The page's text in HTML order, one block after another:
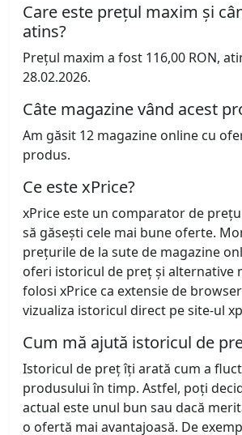
Care este prețul maxim și
atins?
Prețul maxim a fost 116,00 RON,
28.02.2026.
Câte magazine vând acest
Am găsit 12 magazine online cu
produs.
Ce este xPrice?
xPrice este un comparator de
să găsești cele mai bune oferte.
prețurile de la sute de magazine
oferi istoricul de preț și alternative
folosi xPrice ca extensie de
vizualiza istoricul direct pe site-ul
Cum mă ajută istoricul de
Istoricul de preț îți arată cum a
produsului în timp. Astfel, poți
actual este unul bun sau dacă
o ofertă mai avantajoasă. De